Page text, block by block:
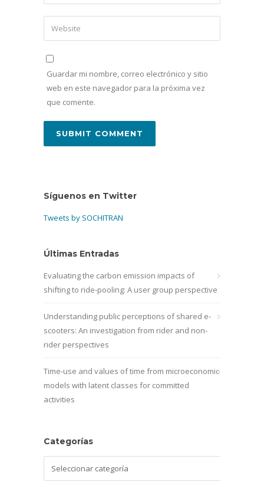
Guardar mi nombre, correo electrónico y sitio
web en este navegador para la próxima vez
que comente.
Síguenos en Twitter
Tweets by SOCHITRAN
Últimas Entradas
Evaluating the carbon emission impacts of
shifting to ride-pooling: A user group perspective
Understanding public perceptions of shared e-
scooters: An investigation from rider and non-
rider perspectives
Time-use and values of time from microeconomic
models with latent classes for committed
activities
Categorías